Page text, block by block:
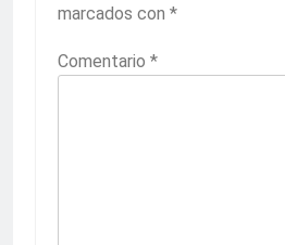
marcados con *
Comentario *